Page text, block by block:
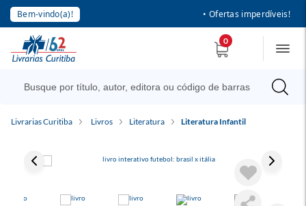
Bem-vindo(a)! • Ofertas imperdíveis!
0
Livrarias Curitiba Livros Literatura Literatura Infantil